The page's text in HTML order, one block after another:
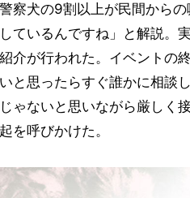
警察犬の9割以上が民間から
しているんですね」と解説。
紹介が行われた。イベントの
いと思ったらすぐ誰かに相談
じゃないと思いながら厳しく
起を呼びかけた。